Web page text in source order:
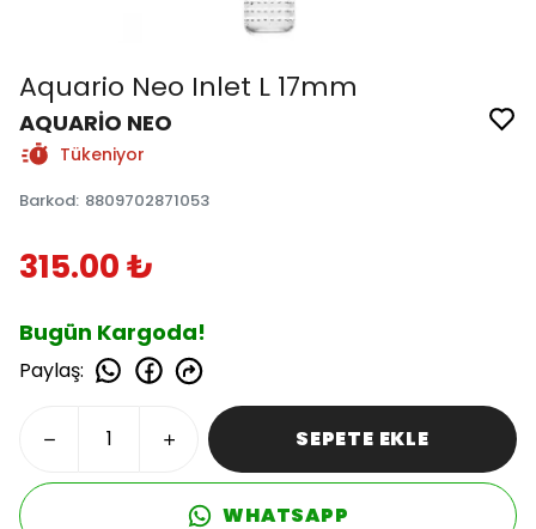
Aquario Neo Inlet L 17mm
AQUARİO NEO
Tükeniyor
Barkod: 8809702871053
315.00 ₺
Bugün Kargoda!
Paylaş:
SEPETE EKLE
WHATSAPP